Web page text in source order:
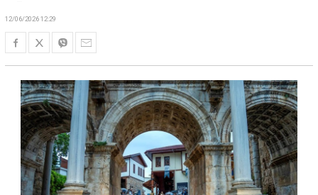
12/06/2026 12:29